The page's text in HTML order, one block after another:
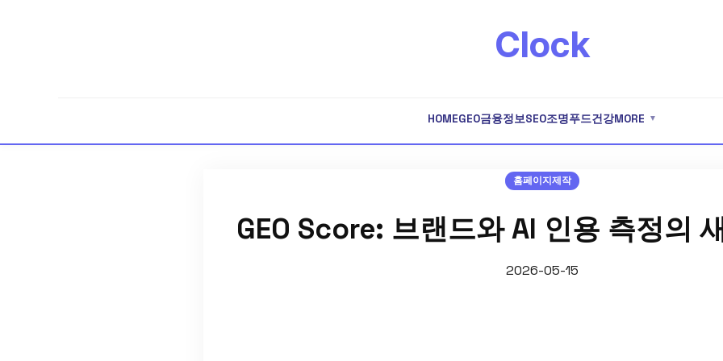
Clock
HOMEGEO금융정보SEO조명푸드건강MORE ▼
홈페이지제작
GEO Score: 브랜드와 AI 인용 측정의
2026-05-15